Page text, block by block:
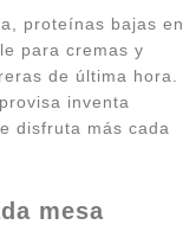
proteínas bajas en
para cremas y
de última hora.
inventa
disfruta más cada
mesa